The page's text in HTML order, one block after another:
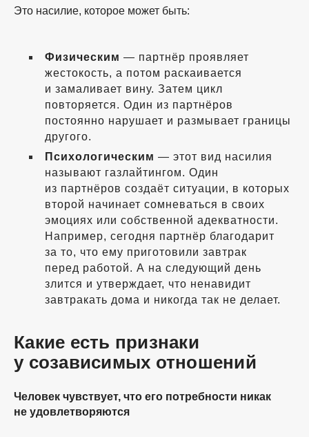
Это насилие, которое может быть:
Физическим — партнёр проявляет
жестокость, а потом раскаивается
и замаливает вину. Затем цикл
повторяется. Один из партнёров
постоянно нарушает и размывает границы
другого.
Психологическим — этот вид насилия
называют газлайтингом. Один
из партнёров создаёт ситуации, в которых
второй начинает сомневаться в своих
эмоциях или собственной адекватности.
Например, сегодня партнёр благодарит
за то, что ему приготовили завтрак
перед работой. А на следующий день
злится и утверждает, что ненавидит
завтракать дома и никогда так не делает.
Какие есть признаки
у созависимых отношений
Человек чувствует, что его потребности никак
не удовлетворяются